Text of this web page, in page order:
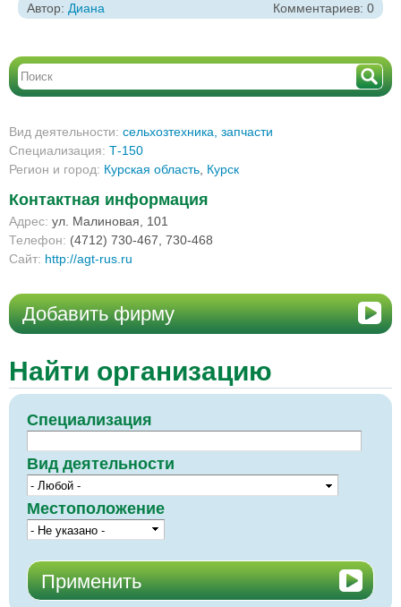
Автор: Диана Комментариев: 0
Вид деятельности: сельхозтехника, запчасти
Специализация: Т-150
Регион и город: Курская область Курск
Контактная информация
Адрес: ул. Малиновая, 101
Телефон: (4712) 730-467, 730-468
Сайт: http://agt-rus.ru
Добавить фирму
Найти организацию
Специализация
Вид деятельности
Местоположение